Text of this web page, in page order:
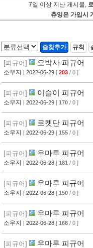
7일 이상 지난 게시물,
츄잉은 가입시
즐찾추가 규칙
[피규어] 오박사 피규어
소우지 | 2022-06-29 [ 203 / 0 ]
[피규어] 이슬이 피규어
소우지 | 2022-06-29 [ 170 / 0 ]
[피규어] 로켓단 피규어
소우지 | 2022-06-29 [ 155 / 0 ]
[피규어] 우마루 피규어
소우지 | 2022-06-28 [ 181 / 0 ]
[피규어] 우마루 피규어
소우지 | 2022-06-28 [ 150 / 0 ]
[피규어] 우마루 피규어
소우지 | 2022-06-28 [ 168 / 0 ]
[피규어] 우마루 피규어